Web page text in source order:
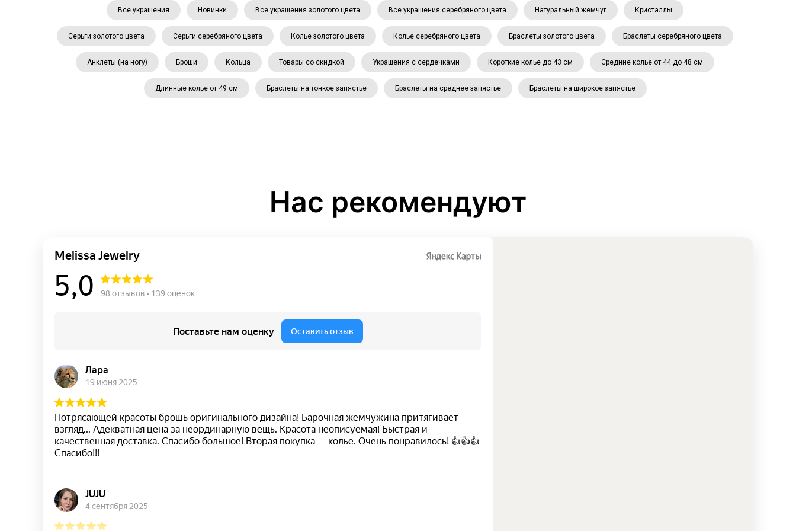
Все украшения Новинки Все украшения золотого цвета Все украшения серебряного цвета Натуральный жемчуг Кристаллы
Серьги золотого цвета Серьги серебряного цвета Колье золотого цвета Колье серебряного цвета Браслеты золотого цвета Браслеты серебряного цвета
Анклеты (на ногу) Броши Кольца Товары со скидкой Украшения с сердечками Короткие колье до 43 см Средние колье от 44 до 48 см
Длинные колье от 49 см Браслеты на тонкое запястье Браслеты на среднее запястье Браслеты на широкое запястье
Нас рекомендуют